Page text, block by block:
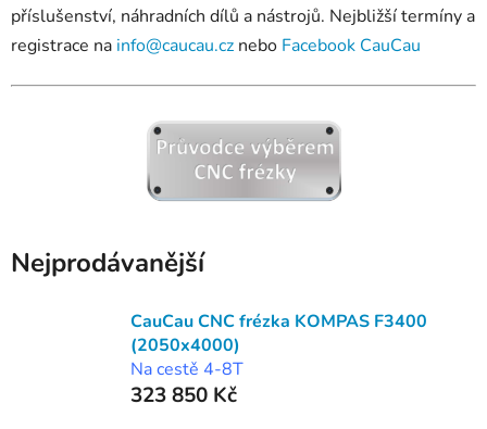
příslušenství, náhradních dílů a nástrojů. Nejbližší termíny a
registrace na info@caucau.cz nebo Facebook CauCau
Nejprodávanější
CauCau CNC frézka KOMPAS F3400
(2050x4000)
Na cestě 4-8T
323 850 Kč